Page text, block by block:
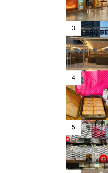
3
4
5